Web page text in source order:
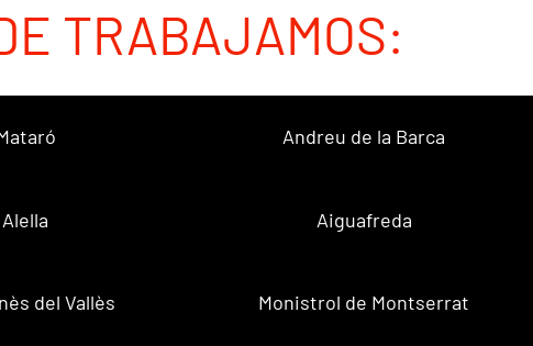
TRABAJAMOS:
Andreu de la Barca
Alella Aiguafreda
del Vallès Monistrol de Montserrat